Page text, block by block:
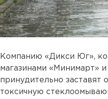
Компанию «Дикси Юг»,
магазинами «Минимарт»
принудительно заставят
токсичную